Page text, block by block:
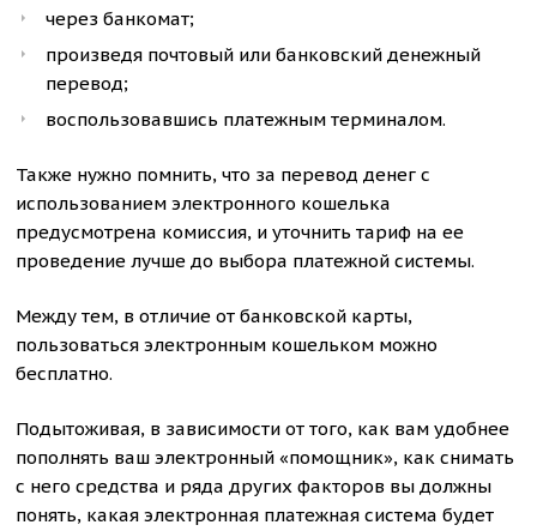
через банкомат;
произведя почтовый или банковский денежный
перевод;
воспользовавшись платежным терминалом.
Также нужно помнить, что за перевод денег с
использованием электронного кошелька
предусмотрена комиссия, и уточнить тариф на ее
проведение лучше до выбора платежной системы.
Между тем, в отличие от банковской карты,
пользоваться электронным кошельком можно
бесплатно.
Подытоживая, в зависимости от того, как вам удобнее
пополнять ваш электронный «помощник», как снимать
с него средства и ряда других факторов вы должны
понять, какая электронная платежная система будет